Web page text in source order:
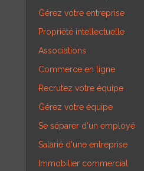
Gérez votre entreprise
Propriété intellectuelle
Associations
Commerce en ligne
Recrutez votre équipe
Gérez votre équipe
Se séparer d'un employé
Salarié d'une entreprise
Immobilier commercial